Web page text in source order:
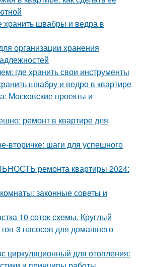
хранить швабры и ведра в
организации хранения
где хранить свои инструменты
швабру и ведро в квартире
Московские проекты и
ремонт в квартире для
вторичке: шаги для успешного
ремонта квартиры 2024:
законные советы и
10 соток схемы. Круглый
3 насосов для домашнего
циркуляционный для отопления: